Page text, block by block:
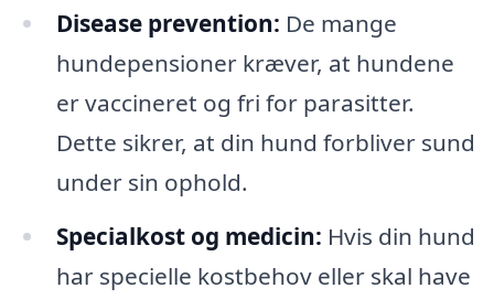
Disease prevention: De mange
hundepensioner kræver, at hundene
er vaccineret og fri for parasitter.
Dette sikrer, at din hund forbliver sund
under sin ophold.
Specialkost og medicin: Hvis din hund
har specielle kostbehov eller skal have